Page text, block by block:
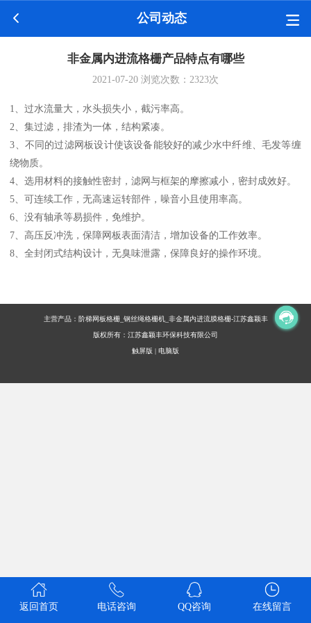
公司动态
非金属内进流格栅产品特点有哪些
2021-07-20 浏览次数： 2323次
1、过水流量大，水头损失小，截污率高。
2、集过滤，排渣为一体，结构紧凑。
3、不同的过滤网板设计使该设备能较好的减少水中纤维、毛发等缠
绕物质。
4、选用材料的接触性密封，滤网与框架的摩擦减小，密封成效好。
5、可连续工作，无高速运转部件，噪音小且使用率高。
6、没有轴承等易损件，免维护。
7、高压反冲洗，保障网板表面清洁，增加设备的工作效率。
8、全封闭式结构设计，无臭味泄露，保障良好的操作环境。
主营产品：阶梯网板格栅_钢丝绳格栅机_非金属内进流膜格栅-江苏鑫颖丰
版权所有：江苏鑫颖丰环保科技有限公司
触屏版 | 电脑版
返回首页 电话咨询 QQ咨询 在线留言